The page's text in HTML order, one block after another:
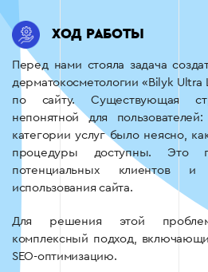
ХОД РАБОТЫ
Перед нами стояла задача
дерматокосметологии «Bilyk
по сайту. Существующая
непонятной для
категории услуг было неясно,
процедуры доступны. Это
потенциальных клиентов
использования сайта.
Для решения этой
комплексный подход,
SEO-оптимизацию.